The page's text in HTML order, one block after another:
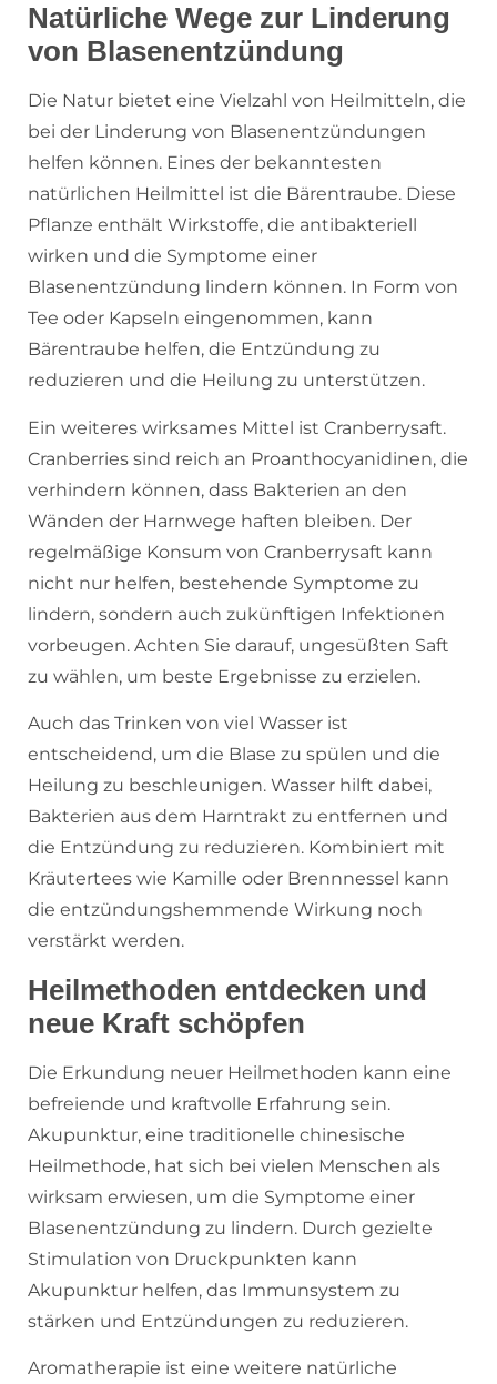
Natürliche Wege zur Linderung
von Blasenentzündung
Die Natur bietet eine Vielzahl von Heilmitteln, die
bei der Linderung von Blasenentzündungen
helfen können. Eines der bekanntesten
natürlichen Heilmittel ist die Bärentraube. Diese
Pflanze enthält Wirkstoffe, die antibakteriell
wirken und die Symptome einer
Blasenentzündung lindern können. In Form von
Tee oder Kapseln eingenommen, kann
Bärentraube helfen, die Entzündung zu
reduzieren und die Heilung zu unterstützen.
Ein weiteres wirksames Mittel ist Cranberrysaft.
Cranberries sind reich an Proanthocyanidinen, die
verhindern können, dass Bakterien an den
Wänden der Harnwege haften bleiben. Der
regelmäßige Konsum von Cranberrysaft kann
nicht nur helfen, bestehende Symptome zu
lindern, sondern auch zukünftigen Infektionen
vorbeugen. Achten Sie darauf, ungesüßten Saft
zu wählen, um beste Ergebnisse zu erzielen.
Auch das Trinken von viel Wasser ist
entscheidend, um die Blase zu spülen und die
Heilung zu beschleunigen. Wasser hilft dabei,
Bakterien aus dem Harntrakt zu entfernen und
die Entzündung zu reduzieren. Kombiniert mit
Kräutertees wie Kamille oder Brennnessel kann
die entzündungshemmende Wirkung noch
verstärkt werden.
Heilmethoden entdecken und
neue Kraft schöpfen
Die Erkundung neuer Heilmethoden kann eine
befreiende und kraftvolle Erfahrung sein.
Akupunktur, eine traditionelle chinesische
Heilmethode, hat sich bei vielen Menschen als
wirksam erwiesen, um die Symptome einer
Blasenentzündung zu lindern. Durch gezielte
Stimulation von Druckpunkten kann
Akupunktur helfen, das Immunsystem zu
stärken und Entzündungen zu reduzieren.
Aromatherapie ist eine weitere natürliche